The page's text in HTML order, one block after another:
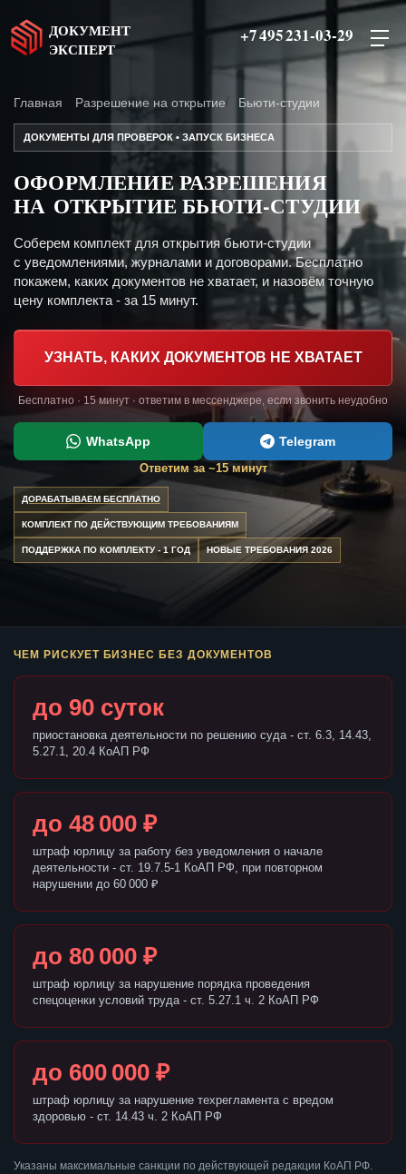
ДОКУМЕНТ
ЭКСПЕРТ
+7 495 231-03-29
Главная Разрешение на открытие Бьюти-студии
ДОКУМЕНТЫ ДЛЯ ПРОВЕРОК • ЗАПУСК БИЗНЕСА
ОФОРМЛЕНИЕ РАЗРЕШЕНИЯ
НА ОТКРЫТИЕ БЬЮТИ-СТУДИИ
Соберем комплект для открытия бьюти-студии
с уведомлениями, журналами и договорами. Бесплатно
покажем, каких документов не хватает, и назовём точную
цену комплекта - за 15 минут.
УЗНАТЬ, КАКИХ ДОКУМЕНТОВ НЕ ХВАТАЕТ
Бесплатно · 15 минут · ответим в мессенджере, если звонить неудобно
WhatsApp Telegram
Ответим за ~15 минут
ДОРАБАТЫВАЕМ БЕСПЛАТНО
КОМПЛЕКТ ПО ДЕЙСТВУЮЩИМ ТРЕБОВАНИЯМ
ПОДДЕРЖКА ПО КОМПЛЕКТУ - 1 ГОД НОВЫЕ ТРЕБОВАНИЯ 2026
ЧЕМ РИСКУЕТ БИЗНЕС БЕЗ ДОКУМЕНТОВ
до 90 суток
приостановка деятельности по решению суда - ст. 6.3, 14.43,
5.27.1, 20.4 КоАП РФ
до 48 000 ₽
штраф юрлицу за работу без уведомления о начале
деятельности - ст. 19.7.5-1 КоАП РФ, при повторном
нарушении до 60 000 ₽
до 80 000 ₽
штраф юрлицу за нарушение порядка проведения
спецоценки условий труда - ст. 5.27.1 ч. 2 КоАП РФ
до 600 000 ₽
штраф юрлицу за нарушение техрегламента с вредом
здоровью - ст. 14.43 ч. 2 КоАП РФ
Указаны максимальные санкции по действующей редакции КоАП РФ.